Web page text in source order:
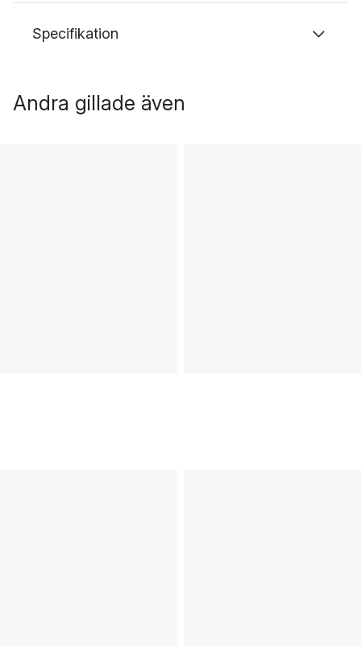
Specifikation
Andra gillade även